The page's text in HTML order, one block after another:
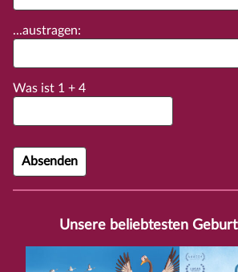
...austragen:
Was ist 1 + 4
Unsere beliebtesten